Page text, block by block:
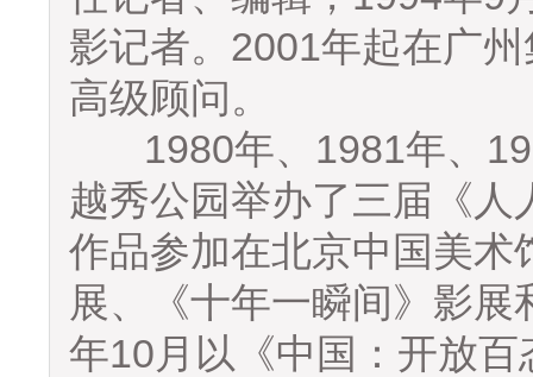
影记者。2001年起在广
高级顾问。
1980年、1981年、
越秀公园举办了三届《
作品参加在北京中国美术
展、《十年一瞬间》影
年10月以《中国：开放